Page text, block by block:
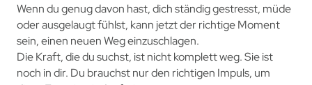
Wenn du genug davon hast, dich ständig gestresst, müde
oder ausgelaugt fühlst, kann jetzt der richtige Moment
sein, einen neuen Weg einzuschlagen.
Die Kraft, die du suchst, ist nicht komplett weg. Sie ist
noch in dir. Du brauchst nur den richtigen Impuls, um